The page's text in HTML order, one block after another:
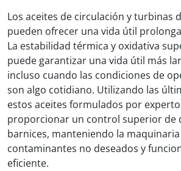
Los aceites de circulación y turbinas
pueden ofrecer una vida útil
La estabilidad térmica y oxidativa
puede garantizar una vida útil más
incluso cuando las condiciones de
son algo cotidiano. Utilizando las
estos aceites formulados por
proporcionar un control superior de
barnices, manteniendo la
contaminantes no deseados y
eficiente.